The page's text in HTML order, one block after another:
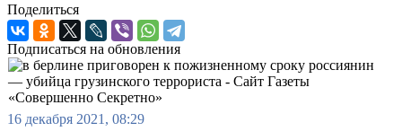
Поделиться
Подписаться на обновления
16 декабря 2021, 08:29